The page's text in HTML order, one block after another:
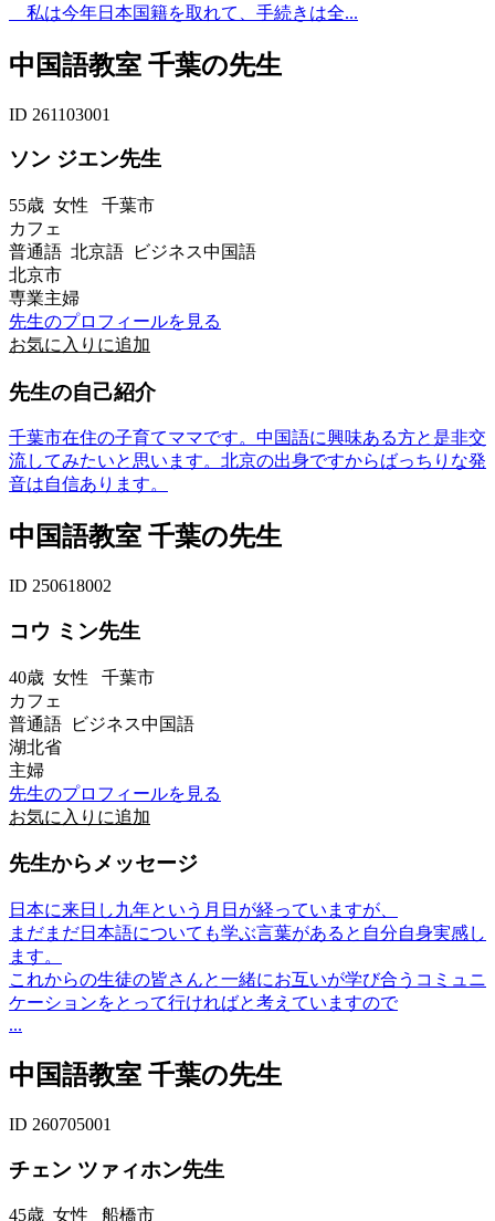
私は今年日本国籍を取れて、手続きは全...
中国語教室 千葉の先生
ID 261103001
ソン ジエン先生
55歳 女性 千葉市
カフェ
普通語 北京語 ビジネス中国語
北京市
専業主婦
先生のプロフィールを見る
お気に入りに追加
先生の自己紹介
千葉市在住の子育てママです。中国語に興味ある方と是非交
流してみたいと思います。北京の出身ですからばっちりな発
音は自信あります。
中国語教室 千葉の先生
ID 250618002
コウ ミン先生
40歳 女性 千葉市
カフェ
普通語 ビジネス中国語
湖北省
主婦
先生のプロフィールを見る
お気に入りに追加
先生からメッセージ
日本に来日し九年という月日が経っていますが、
まだまだ日本語についても学ぶ言葉があると自分自身実感し
ます。
これからの生徒の皆さんと一緒にお互いが学び合うコミュニ
ケーションをとって行ければと考えていますので
...
中国語教室 千葉の先生
ID 260705001
チェン ツァィホン先生
45歳 女性 船橋市